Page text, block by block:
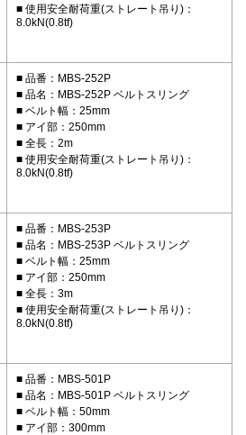
使用安全耐荷重(ストレート吊り)：
8.0kN(0.8tf)
品番：MBS-252P
品名：MBS-252P ベルトスリング
ベルト幅：25mm
アイ部：250mm
全長：2m
使用安全耐荷重(ストレート吊り)：
8.0kN(0.8tf)
品番：MBS-253P
品名：MBS-253P ベルトスリング
ベルト幅：25mm
アイ部：250mm
全長：3m
使用安全耐荷重(ストレート吊り)：
8.0kN(0.8tf)
品番：MBS-501P
品名：MBS-501P ベルトスリング
ベルト幅：50mm
アイ部：300mm